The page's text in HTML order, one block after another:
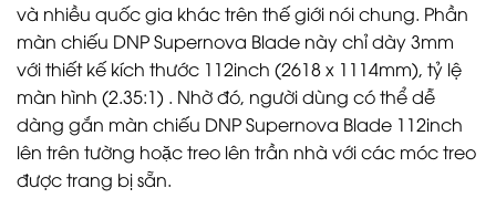
và nhiều quốc gia khác trên thế giới nói chung. Phần
màn chiếu DNP Supernova Blade này chỉ dày 3mm
với thiết kế kích thước 112inch (2618 x 1114mm), tỷ lệ
màn hình (2.35:1) . Nhờ đó, người dùng có thể dễ
dàng gắn màn chiếu DNP Supernova Blade 112inch
lên trên tường hoặc treo lên trần nhà với các móc treo
được trang bị sẵn.